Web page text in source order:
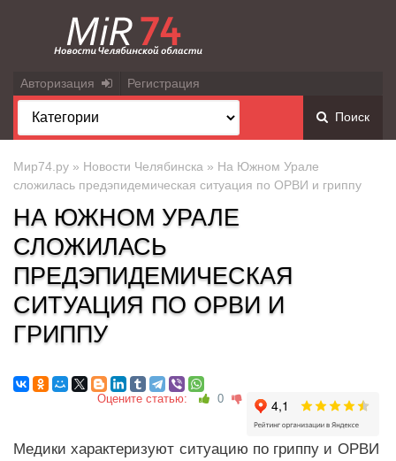
Авторизация Регистрация
Поиск
Мир74.ру » Новости Челябинска » На Южном Урале
сложилась предэпидемическая ситуация по ОРВИ и гриппу
НА ЮЖНОМ УРАЛЕ
СЛОЖИЛАСЬ
ПРЕДЭПИДЕМИЧЕСКАЯ
СИТУАЦИЯ ПО ОРВИ И
ГРИППУ
Оцените статью: 0
Медики характеризуют ситуацию по гриппу и ОРВИ